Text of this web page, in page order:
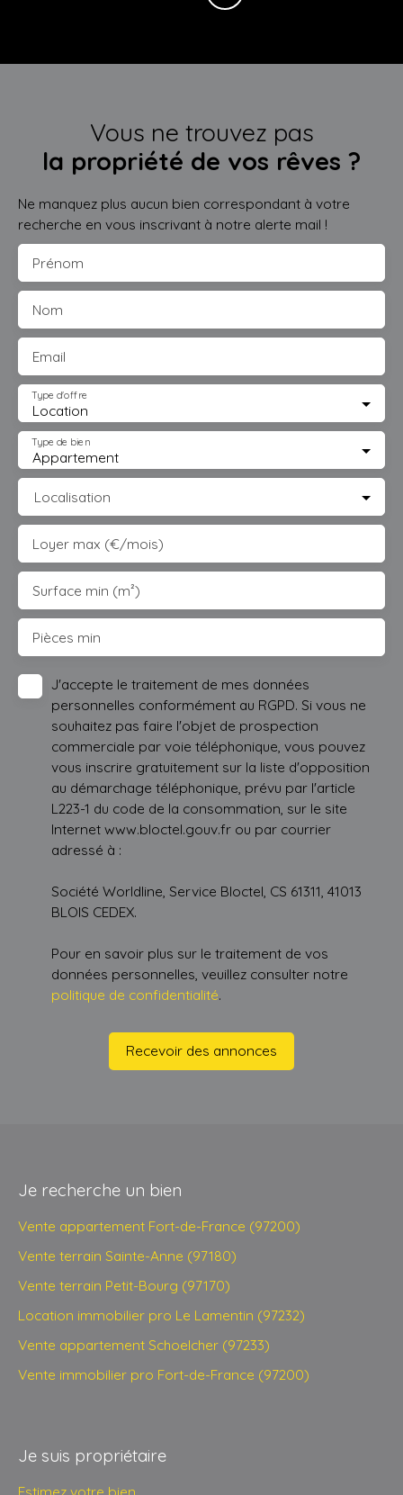
Vous ne trouvez pas
la propriété de vos rêves ?
Ne manquez plus aucun bien correspondant à votre
recherche en vous inscrivant à notre alerte mail !
Prénom
Nom
Email
Location
Type d'offre
Appartement
Type de bien
Localisation
Loyer max (€/mois)
Surface min (m²)
Pièces min
J'accepte le traitement de mes données
personnelles conformément au RGPD. Si vous ne
souhaitez pas faire l'objet de prospection
commerciale par voie téléphonique, vous pouvez
vous inscrire gratuitement sur la liste d'opposition
au démarchage téléphonique, prévu par l'article
L223-1 du code de la consommation, sur le site
Internet www.bloctel.gouv.fr ou par courrier
adressé à :
Société Worldline, Service Bloctel, CS 61311, 41013
BLOIS CEDEX.
Pour en savoir plus sur le traitement de vos
données personnelles, veuillez consulter notre
politique de confidentialité.
Recevoir des annonces
Je recherche un bien
Vente appartement Fort-de-France (97200)
Vente terrain Sainte-Anne (97180)
Vente terrain Petit-Bourg (97170)
Location immobilier pro Le Lamentin (97232)
Vente appartement Schoelcher (97233)
Vente immobilier pro Fort-de-France (97200)
Je suis propriétaire
Estimez votre bien